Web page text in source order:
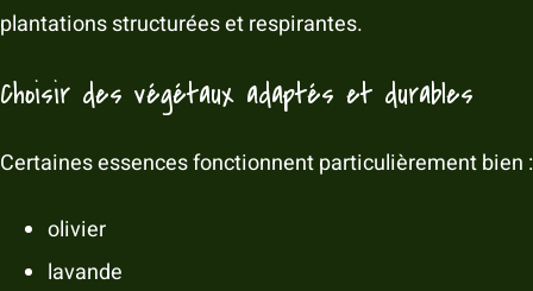
plantations structurées et respirantes.
Choisir des végétaux adaptés et durables
Certaines essences fonctionnent particulièrement bien :
olivier
lavande